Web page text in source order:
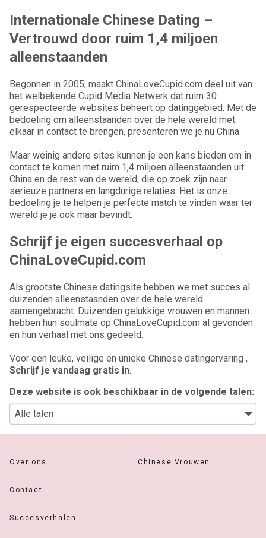
Internationale Chinese Dating –
Vertrouwd door ruim 1,4 miljoen
alleenstaanden
Begonnen in 2005, maakt ChinaLoveCupid.com deel uit van
het welbekende Cupid Media Netwerk dat ruim 30
gerespecteerde websites beheert op datinggebied. Met de
bedoeling om alleenstaanden over de hele wereld met
elkaar in contact te brengen, presenteren we je nu China.
Maar weinig andere sites kunnen je een kans bieden om in
contact te komen met ruim 1,4 miljoen alleenstaanden uit
China en de rest van de wereld, die op zoek zijn naar
serieuze partners en langdurige relaties. Het is onze
bedoeling je te helpen je perfecte match te vinden waar ter
wereld je je ook maar bevindt.
Schrijf je eigen succesverhaal op
ChinaLoveCupid.com
Als grootste Chinese datingsite hebben we met succes al
duizenden alleenstaanden over de hele wereld
samengebracht. Duizenden gelukkige vrouwen en mannen
hebben hun soulmate op ChinaLoveCupid.com al gevonden
en hun verhaal met ons gedeeld.
Voor een leuke, veilige en unieke Chinese datingervaring ,
Schrijf je vandaag gratis in.
Deze website is ook beschikbaar in de volgende talen:
Over ons
Contact
Succesverhalen
Chinese Vrouwen